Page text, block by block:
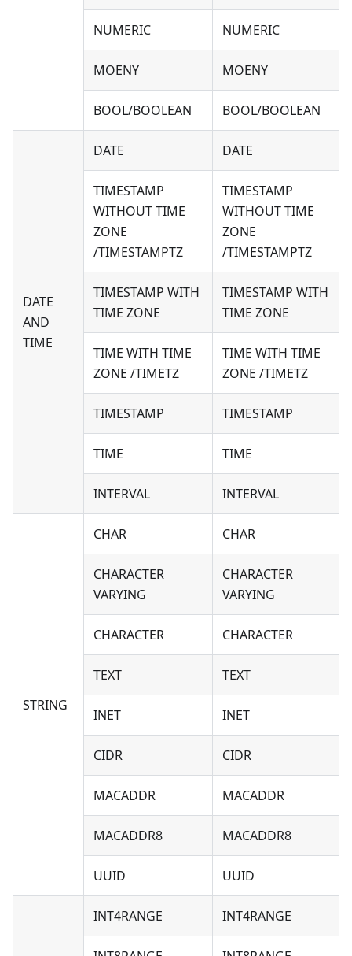
NUMERIC NUMERIC
MOENY MOENY
BOOL/BOOLEAN BOOL/BOOLEAN
DATE
AND
TIME
DATE DATE
TIMESTAMP
WITHOUT TIME
ZONE
/TIMESTAMPTZ
TIMESTAMP
WITHOUT TIME
ZONE
/TIMESTAMPTZ
TIMESTAMP WITH
TIME ZONE
TIMESTAMP WITH
TIME ZONE
TIME WITH TIME
ZONE /TIMETZ
TIME WITH TIME
ZONE /TIMETZ
TIMESTAMP TIMESTAMP
TIME TIME
INTERVAL INTERVAL
STRING
CHAR CHAR
CHARACTER
VARYING
CHARACTER
VARYING
CHARACTER CHARACTER
TEXT TEXT
INET INET
CIDR CIDR
MACADDR MACADDR
MACADDR8 MACADDR8
UUID UUID
INT4RANGE INT4RANGE